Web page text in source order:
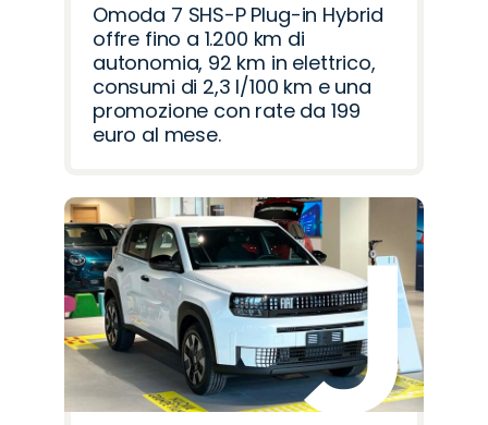
Omoda 7 SHS-P Plug-in Hybrid
offre fino a 1.200 km di
autonomia, 92 km in elettrico,
consumi di 2,3 l/100 km e una
promozione con rate da 199
euro al mese.